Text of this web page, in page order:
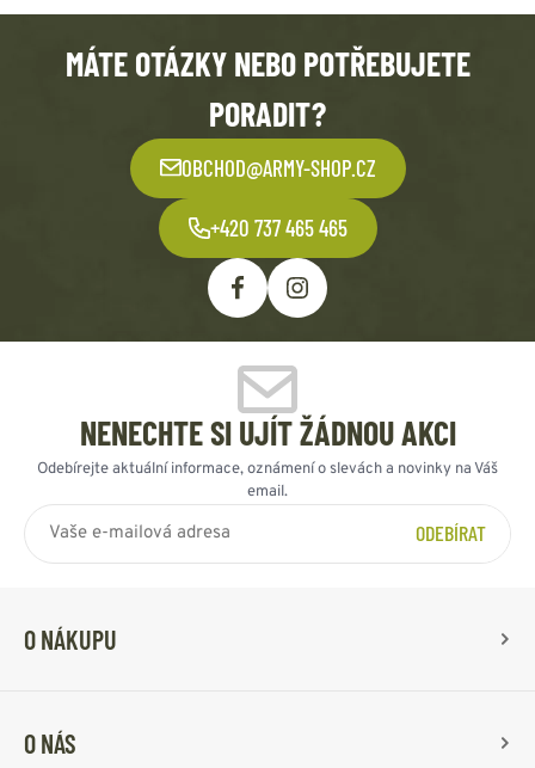
MÁTE OTÁZKY NEBO POTŘEBUJETE
PORADIT?
OBCHOD@ARMY-SHOP.CZ
+420 737 465 465
NENECHTE SI UJÍT ŽÁDNOU AKCI
Odebírejte aktuální informace, oznámení o slevách a novinky na Váš
email.
ODEBÍRAT
O NÁKUPU
O NÁS